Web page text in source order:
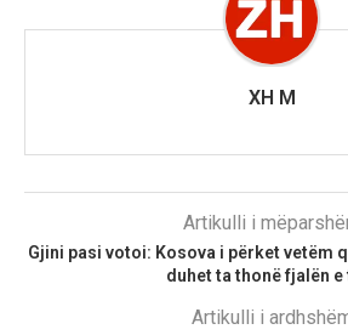
XH M
Artikulli i
Gjini pasi votoi: Kosova i përket vetëm
duhet ta thonë fjalën e
Artikulli i